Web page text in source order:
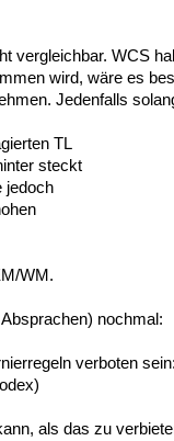
vergleichbar. WCS
wird, wäre es
Jedenfalls
TL
steckt
jedoch
WM.
nochmal:
verboten sein:
als das zu